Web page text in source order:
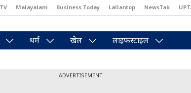
Malayalam Business Today Lallantop NewsTak
धर्म खेल लाइफस्टाइल
ADVERTISEMENT